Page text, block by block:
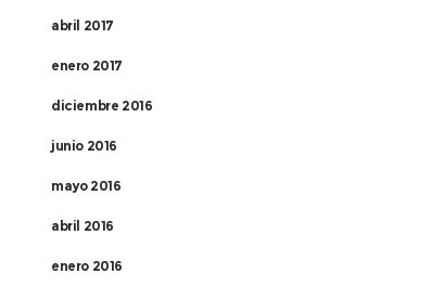
abril 2017
enero 2017
diciembre 2016
junio 2016
mayo 2016
abril 2016
enero 2016